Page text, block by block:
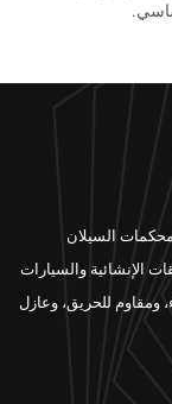
محكمات السيلان
الإنشائية والسيارات
ومقاوم للحريق، وعازل